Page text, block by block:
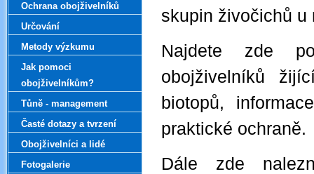
skupin živočichů u
Najdete zde
obojživelníků
biotopů,
praktické ochraně.
Dále zde
Ochrana obojživelníků
Určování
Metody výzkumu
Jak pomoci
obojživelníkům?
Tůně - management
Časté dotazy a tvrzení
Obojživelníci a lidé
Fotogalerie